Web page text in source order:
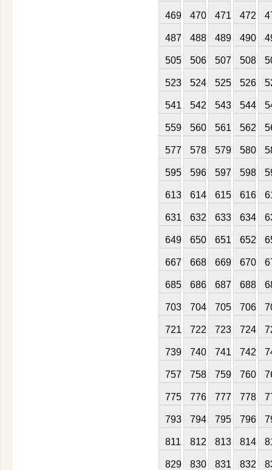
469 470 471 472
487 488 489 490
505 506 507 508
523 524 525 526
541 542 543 544
559 560 561 562
577 578 579 580
595 596 597 598
613 614 615 616
631 632 633 634
649 650 651 652
667 668 669 670
685 686 687 688
703 704 705 706
721 722 723 724
739 740 741 742
757 758 759 760
775 776 777 778
793 794 795 796
811 812 813 814
829 830 831 832